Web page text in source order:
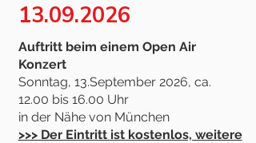
13.09.2026
Auftritt beim einem Open Air
Konzert
Sonntag, 13.September 2026, ca.
12.00 bis 16.00 Uhr
in der Nähe von München
>>> Der Eintritt ist kostenlos, weitere